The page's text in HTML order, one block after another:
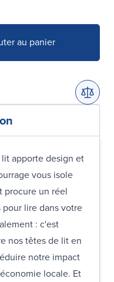
au panier
apporte design et
vous isole
procure un réel
lire dans votre
: c'est
nos têtes de lit en
notre impact
locale. Et